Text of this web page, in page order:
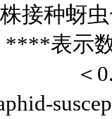
接种蚜
****表示
＜